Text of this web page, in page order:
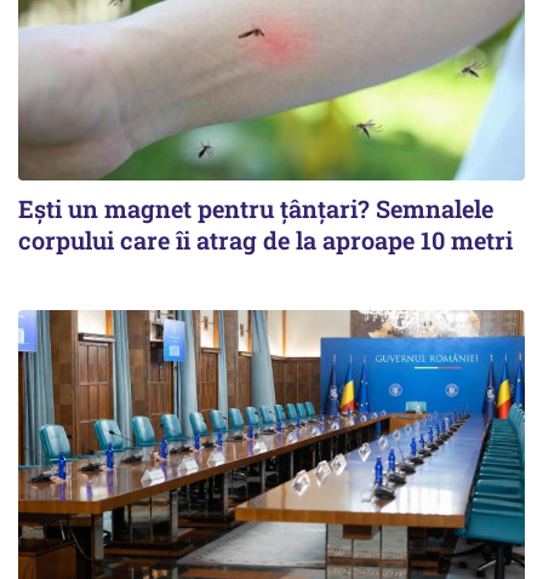
Ești un magnet pentru țânțari? Semnalele
corpului care îi atrag de la aproape 10 metri